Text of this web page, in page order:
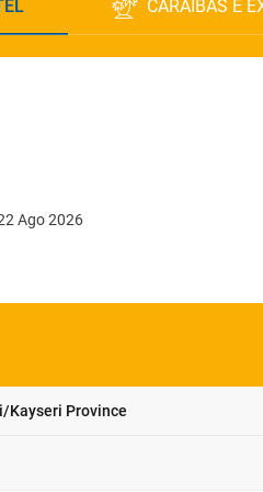
CARAÍBAS E
Kayseri Province